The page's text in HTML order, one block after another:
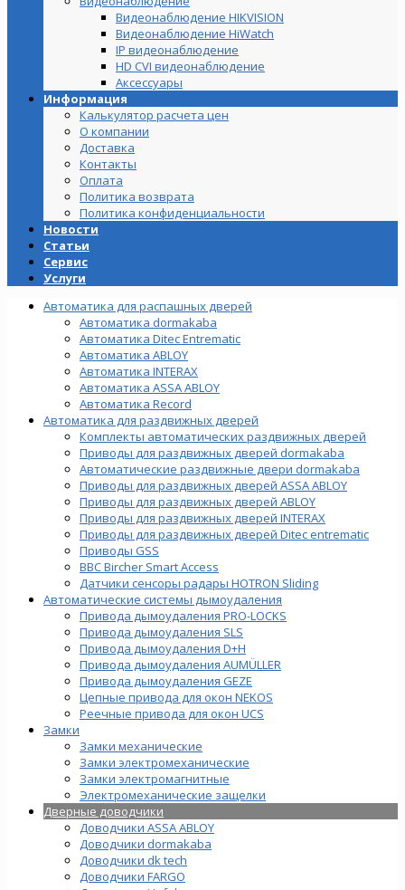
Видеонаблюдение HIKVISION
Видеонаблюдение HiWatch
IP видеонаблюдение
HD CVI видеонаблюдение
Аксессуары
Информация
Калькулятор расчета цен
О компании
Доставка
Контакты
Оплата
Политика возврата
Политика конфиденциальности
Новости
Статьи
Сервис
Услуги
Автоматика для распашных дверей
Автоматика dormakaba
Автоматика Ditec Entrematic
Автоматика ABLOY
Автоматика INTERAX
Автоматика ASSA ABLOY
Автоматика Record
Автоматика для раздвижных дверей
Комплекты автоматических раздвижных дверей
Приводы для раздвижных дверей dormakaba
Автоматические раздвижные двери dormakaba
Приводы для раздвижных дверей ASSA ABLOY
Приводы для раздвижных дверей ABLOY
Приводы для раздвижных дверей INTERAX
Приводы для раздвижных дверей Ditec entrematic
Приводы GSS
BBC Bircher Smart Access
Датчики сенсоры радары HOTRON Sliding
Автоматические системы дымоудаления
Привода дымоудаления PRO-LOCKS
Привода дымоудаления SLS
Привода дымоудаления D+H
Привода дымоудаления AUMÜLLER
Привода дымоудаления GEZE
Цепные привода для окон NEKOS
Реечные привода для окон UСS
Замки
Замки механические
Замки электромеханические
Замки электромагнитные
Электромеханические защелки
Дверные доводчики
Доводчики ASSA ABLOY
Доводчики dormakaba
Доводчики dk tech
Доводчики FARGO